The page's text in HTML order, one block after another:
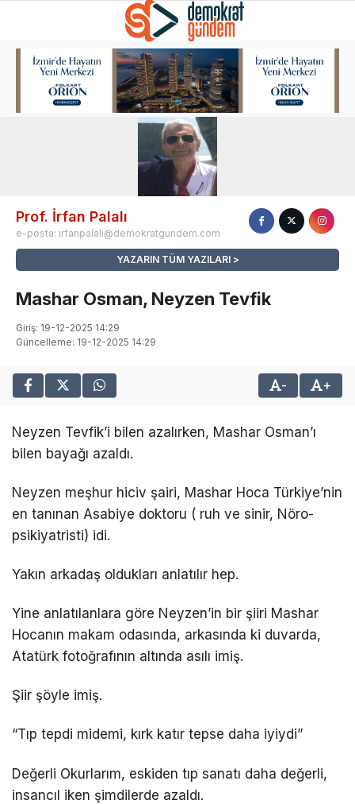
Prof. İrfan Palalı
e-posta: irfanpalali@demokratgundem.com
YAZARIN TÜM YAZILARI
Mashar Osman, Neyzen Tevfik
Giriş: 19-12-2025 14:29
Güncelleme: 19-12-2025 14:29
- +
Neyzen Tevfik’i bilen azalırken, Mashar Osman’ı
bilen bayağı azaldı.
Neyzen meşhur hiciv şairi, Mashar Hoca Türkiye’nin
en tanınan Asabiye doktoru ( ruh ve sinir, Nöro-
psikiyatristi) idi.
Yakın arkadaş oldukları anlatılır hep.
Yine anlatılanlara göre Neyzen’in bir şiiri Mashar
Hocanın makam odasında, arkasında ki duvarda,
Atatürk fotoğrafının altında asılı imiş.
Şiir şöyle imiş.
“Tıp tepdi midemi, kırk katır tepse daha iyiydi”
Değerli Okurlarım, eskiden tıp sanatı daha değerli,
insancıl iken şimdilerde azaldı.